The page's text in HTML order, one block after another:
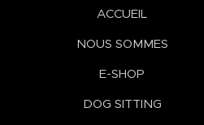
ACCUEIL
NOUS SOMMES
E-SHOP
DOG SITTING